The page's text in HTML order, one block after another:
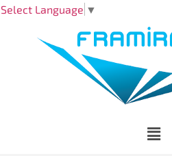
Select Language ▼